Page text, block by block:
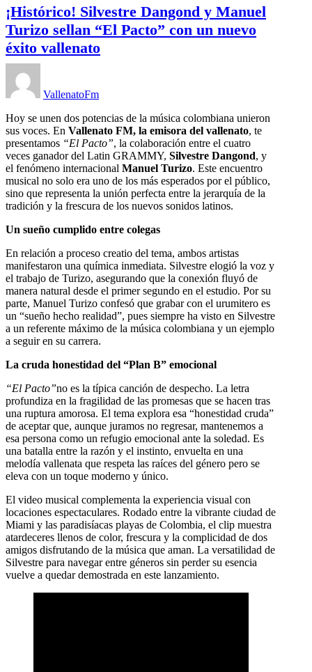
¡Histórico! Silvestre Dangond y Manuel
Turizo sellan “El Pacto” con un nuevo
éxito vallenato
VallenatoFm
Hoy se unen dos potencias de la música colombiana unieron
sus voces. En Vallenato FM, la emisora del vallenato, te
presentamos “El Pacto”, la colaboración entre el cuatro
veces ganador del Latin GRAMMY, Silvestre Dangond, y
el fenómeno internacional Manuel Turizo. Este encuentro
musical no solo era uno de los más esperados por el público,
sino que representa la unión perfecta entre la jerarquía de la
tradición y la frescura de los nuevos sonidos latinos.
Un sueño cumplido entre colegas
En relación a proceso creatio del tema, ambos artistas
manifestaron una química inmediata. Silvestre elogió la voz y
el trabajo de Turizo, asegurando que la conexión fluyó de
manera natural desde el primer segundo en el estudio. Por su
parte, Manuel Turizo confesó que grabar con el urumitero es
un “sueño hecho realidad”, pues siempre ha visto en Silvestre
a un referente máximo de la música colombiana y un ejemplo
a seguir en su carrera.
La cruda honestidad del “Plan B” emocional
“El Pacto”no es la típica canción de despecho. La letra
profundiza en la fragilidad de las promesas que se hacen tras
una ruptura amorosa. El tema explora esa “honestidad cruda”
de aceptar que, aunque juramos no regresar, mantenemos a
esa persona como un refugio emocional ante la soledad. Es
una batalla entre la razón y el instinto, envuelta en una
melodía vallenata que respeta las raíces del género pero se
eleva con un toque moderno y único.
El video musical complementa la experiencia visual con
locaciones espectaculares. Rodado entre la vibrante ciudad de
Miami y las paradisíacas playas de Colombia, el clip muestra
atardeceres llenos de color, frescura y la complicidad de dos
amigos disfrutando de la música que aman. La versatilidad de
Silvestre para navegar entre géneros sin perder su esencia
vuelve a quedar demostrada en este lanzamiento.